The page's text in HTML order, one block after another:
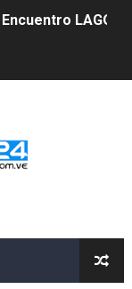
LAGO
a más de 993
de cara a